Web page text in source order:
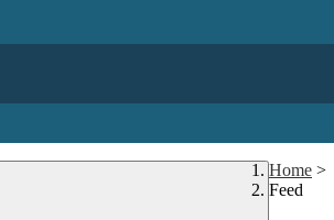
Home >
Feed